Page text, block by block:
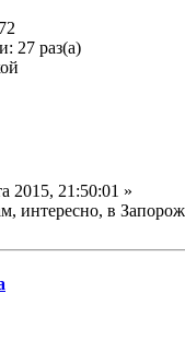
27 раз(а)
2015, 21:50:01 »
интересно, в